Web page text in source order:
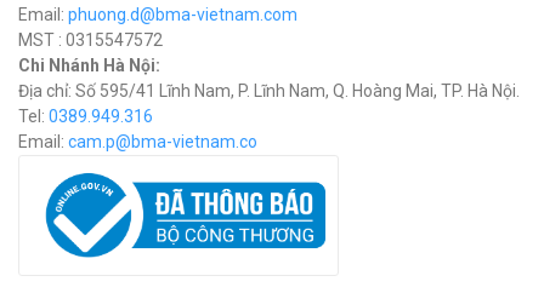
Email: phuong.d@bma-vietnam.com
MST : 0315547572
Chi Nhánh Hà Nội:
Địa chỉ: Số 595/41 Lĩnh Nam, P. Lĩnh Nam, Q. Hoàng Mai, TP. Hà Nội.
Tel: 0389.949.316
Email: cam.p@bma-vietnam.co